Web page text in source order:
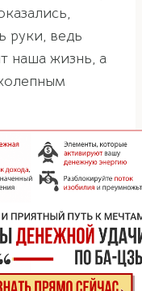
руки, ведь
наша жизнь, а